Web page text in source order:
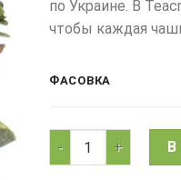
по Украине. В
чтобы каждая
ФАСОВКА
Количество В